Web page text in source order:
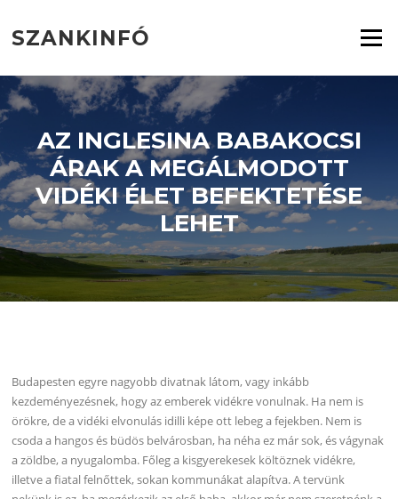
tartalomra
SZANKINFÓ Menü
AZ INGLESINA BABAKOCSI
ÁRAK A MEGÁLMODOTT
VIDÉKI ÉLET BEFEKTETÉSE
LEHET
Budapesten egyre nagyobb divatnak látom, vagy inkább
kezdeményezésnek, hogy az emberek vidékre vonulnak. Ha nem is
örökre, de a vidéki elvonulás idilli képe ott lebeg a fejekben. Nem is
csoda a hangos és büdös belvárosban, ha néha ez már sok, és vágynak
a zöldbe, a nyugalomba. Főleg a kisgyerekesek költöznek vidékre,
illetve a fiatal felnőttek, sokan kommunákat alapítva. A tervünk